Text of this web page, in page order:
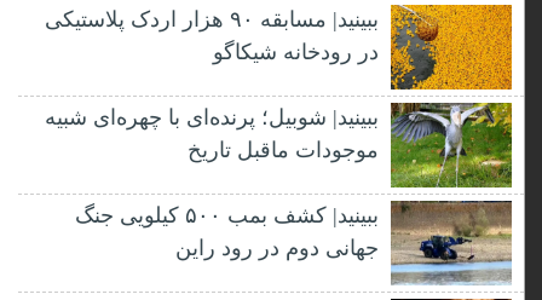
ببینید| مسابقه ۹۰ هزار اردک پلاستیکی
در رودخانه شیکاگو
ببینید| شوبیل؛ پرنده‌ای با چهره‌ای شبیه
موجودات ماقبل تاریخ
ببینید| کشف بمب ۵۰۰ کیلویی جنگ
جهانی دوم در رود راین